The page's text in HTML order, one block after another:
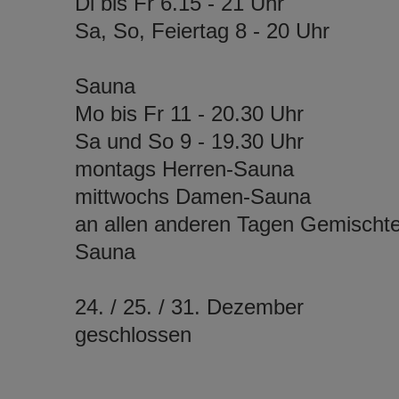
Sa, So, Feiertag 8 - 20 Uhr
Sauna
Mo bis Fr 11 - 20.30 Uhr
Sa und So 9 - 19.30 Uhr
montags Herren-Sauna
mittwochs Damen-Sauna
an allen anderen Tagen
Sauna
24. / 25. / 31. Dezember
geschlossen